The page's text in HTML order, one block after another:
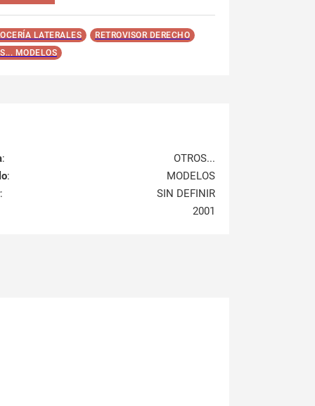
LATERALES
RETROVISOR DERECHO
MODELOS
:
OTROS...
:
MODELOS
:
SIN DEFINIR
2001